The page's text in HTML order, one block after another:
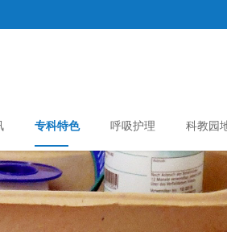
专科特色 呼吸护理 科教园